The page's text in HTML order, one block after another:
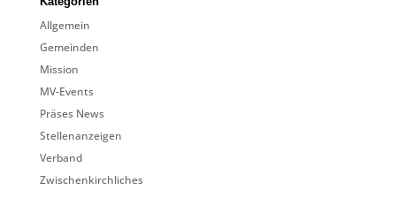
Allgemein
Gemeinden
Mission
MV-Events
Präses News
Stellenanzeigen
Verband
Zwischenkirchliches